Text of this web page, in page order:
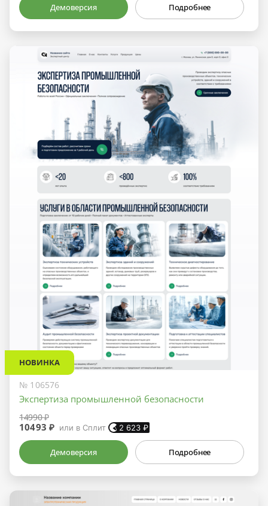
Демоверсия Подробнее
НОВИНКА
№ 106576
Экспертиза промышленной безопасности
14990 ₽
10493 ₽ или в Сплит 2 623 ₽
Демоверсия Подробнее